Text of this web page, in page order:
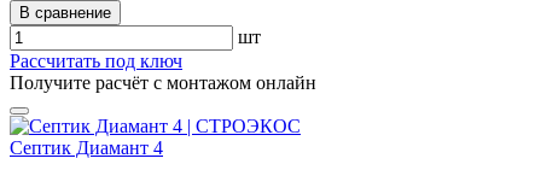
В сравнение
шт
Рассчитать под ключ
Получите расчёт с монтажом онлайн
Септик Диамант 4